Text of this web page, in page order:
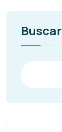
Buscar